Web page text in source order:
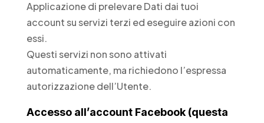
Applicazione di prelevare Dati dai tuoi
account su servizi terzi ed eseguire azioni con
essi.
Questi servizi non sono attivati
automaticamente, ma richiedono l’espressa
autorizzazione dell’Utente.
Accesso all’account Facebook (questa